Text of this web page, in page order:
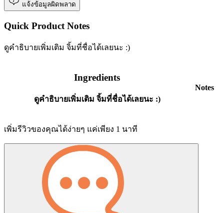
แจ้งข้อมูลผิดพลาด
Quick Product Notes
ดูคำธิบายเพิ่มเติม จิ้มที่ชื่อได้เลยนะ :)
Ingredients
ดูคำธิบายเพิ่มเติม จิ้มที่ชื่อได้เลยนะ :)
Notes
เพิ่มรีวิวของคุณได้ง่ายๆ แค่เพียง 1 นาที